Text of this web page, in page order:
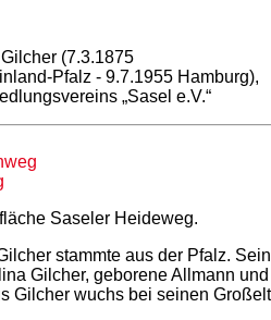
(7.3.1875
Pfalz - 9.7.1955 Hamburg),
„Sasel e.V.“
Saseler Heideweg.
stammte aus der Pfalz.
Gilcher, geborene Allmann
Gilcher wuchs bei seinen